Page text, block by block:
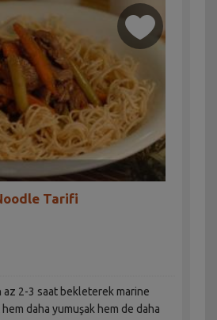
Tarifi
az 2-3 saat bekleterek marine
daha yumuşak hem de daha